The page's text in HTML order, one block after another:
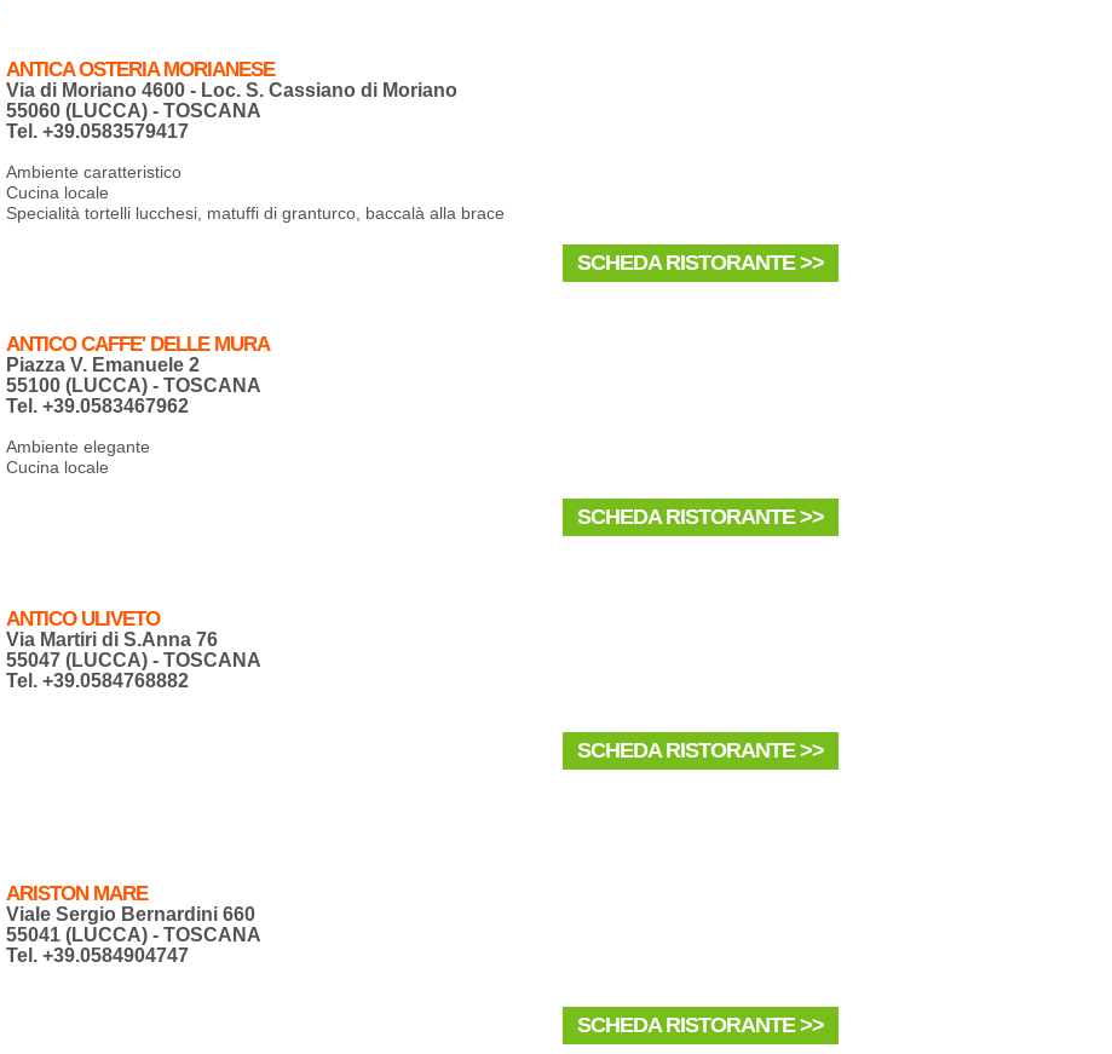
ANTICA OSTERIA MORIANESE
Via di Moriano 4600 - Loc. S. Cassiano di Moriano
55060 (LUCCA) - TOSCANA
Tel. +39.0583579417
Ambiente caratteristico
Cucina locale
Specialità tortelli lucchesi, matuffi di granturco, baccalà alla brace
SCHEDA RISTORANTE >>
ANTICO CAFFE' DELLE MURA
Piazza V. Emanuele 2
55100 (LUCCA) - TOSCANA
Tel. +39.0583467962
Ambiente elegante
Cucina locale
SCHEDA RISTORANTE >>
ANTICO ULIVETO
Via Martiri di S.Anna 76
55047 (LUCCA) - TOSCANA
Tel. +39.0584768882
SCHEDA RISTORANTE >>
ARISTON MARE
Viale Sergio Bernardini 660
55041 (LUCCA) - TOSCANA
Tel. +39.0584904747
SCHEDA RISTORANTE >>